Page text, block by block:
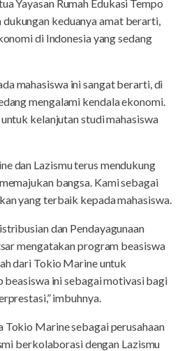
Yayasan Rumah Edukasi Tempo
keduanya amat berarti,
di Indonesia yang sedang
mahasiswa ini sangat berarti, di
mengalami kendala ekonomi.
kelanjutan studi mahasiswa
dan Lazismu terus mendukung
bangsa. Kami sebagai
yang terbaik kepada mahasiswa.
dan Pendayagunaan
mengatakan program beasiswa
dari Tokio Marine untuk
beasiswa ini sebagai motivasi bagi
imbuhnya.
Tokio Marine sebagai perusahaan
berkolaborasi dengan Lazismu